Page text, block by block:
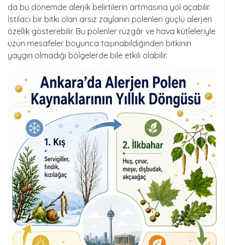
da bu dönemde alerjik belirtilerin artmasına yol açabilir.
İstilacı bir bitki olan arsız zaylanın polenleri güçlü alerjen
özellik gösterebilir. Bu polenler rüzgâr ve hava kütleleriyle
uzun mesafeler boyunca taşınabildiğinden bitkinin
yaygın olmadığı bölgelerde bile etkili olabilir.